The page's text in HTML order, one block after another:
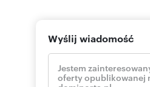
Wyślij wiadomość